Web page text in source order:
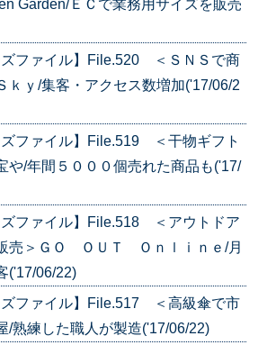
Garden/ＥＣで業務用サイズを販売
ズファイル】File.520 ＜ＳＮＳで商
ｋｙ/集客・アクセス数増加('17/06/2
ズファイル】File.519 ＜干物ギフト
や/年間５０００個売れた商品も('17/
ズファイル】File.518 ＜アウトドア
売＞ＧＯ ＯＵＴ Ｏｎｌｉｎｅ/月
('17/06/22)
ズファイル】File.517 ＜高級傘で市
/熟練した職人が製造('17/06/22)